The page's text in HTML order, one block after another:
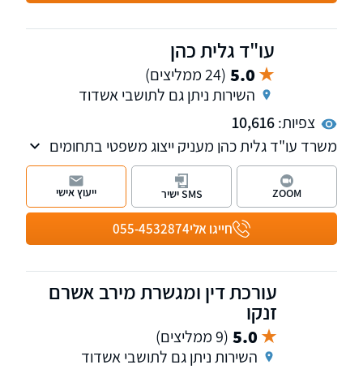
עו"ד גלית כהן
5.0 (24 ממליצים)
השירות ניתן גם לתושבי אשדוד
צפיות:10,616
משרד עו"ד גלית כהן מעניק ייצוג משפטי בתחומים
הוצאה לפועל, פשיטות רגל ומשפט אזרחי.
חייגו אלי055-4532874
ZOOM SMS ישיר ייעוץ אישי
עורכת דין ומגשרת מירב אשרם
זנקו
5.0 (9 ממליצים)
השירות ניתן גם לתושבי אשדוד